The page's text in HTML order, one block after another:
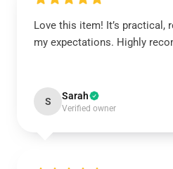
Love this item! It’s practical,
my expectations. Highly
S Sarah
Verified owner